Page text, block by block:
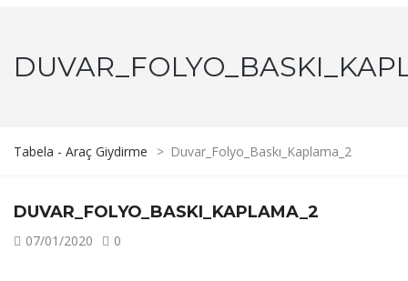
Tabela - Araç Giydirme > Duvar_Folyo_Baskı_Kaplama_2
DUVAR_FOLYO_BASKI_KAPLAMA_2
07/01/2020 0